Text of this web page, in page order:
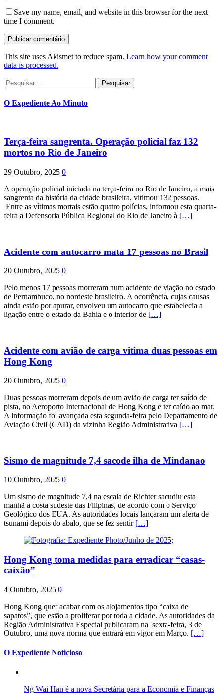
Save my name, email, and website in this browser for the next
time I comment.
This site uses Akismet to reduce spam. Learn how your comment
data is processed.
Pesquisar
por:
O Expediente Ao Minuto
Terça-feira sangrenta. Operação policial faz 132
mortos no Rio de Janeiro
29 Outubro, 2025 0
A operação policial iniciada na terça-feira no Rio de Janeiro, a mais
sangrenta da história da cidade brasileira, vitimou 132 pessoas.
Entre as vítimas mortais estão quatro polícias, informou esta quarta-
feira a Defensoria Pública Regional do Rio de Janeiro à […]
Acidente com autocarro mata 17 pessoas no Brasil
20 Outubro, 2025 0
Pelo menos 17 pessoas morreram num acidente de viação no estado
de Pernambuco, no nordeste brasileiro. A ocorrência, cujas causas
ainda estão por apurar, envolveu um autocarro que estabelecia a
ligação entre o estado da Bahia e o interior de […]
Acidente com avião de carga vitima duas pessoas em
Hong Kong
20 Outubro, 2025 0
Duas pessoas morreram depois de um avião de carga ter saído de
pista, no Aeroporto Internacional de Hong Kong e ter caído ao mar.
A informação foi avançada esta segunda-feira pelo Departamento de
Aviação Civil (CAD) da vizinha Região Administrativa […]
Sismo de magnitude 7,4 sacode ilha de Mindanao
10 Outubro, 2025 0
Um sismo de magnitude 7,4 na escala de Richter sacudiu esta
manhã a costa sudeste das Filipinas, de acordo com o Serviço
Geológico dos EUA. As autoridades locais lançaram um alerta de
tsunami depois do abalo, que se fez sentir […]
Hong Kong toma medidas para erradicar “casas-
caixão”
4 Outubro, 2025 0
Hong Kong quer acabar com os alojamentos tipo “caixa de
sapatos”, que estão a proliferar por toda a cidade. As autoridades da
Região Administrativa Especial publicaram na sexta-feira, 3 de
Outubro, uma nova norma que entrará em vigor em Março. […]
O Expediente Noticioso
Ng Wai Han é a nova Secretária para a Economia e Finanças